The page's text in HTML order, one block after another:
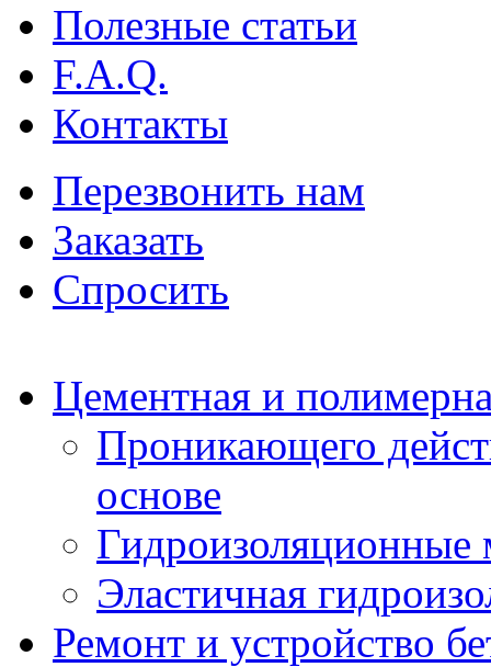
Полезные статьи
F.A.Q.
Контакты
Перезвонить нам
Заказать
Спросить
Цементная и
Проникающего
основе
Гидроизоляционные
Эластичная
Ремонт и устройство